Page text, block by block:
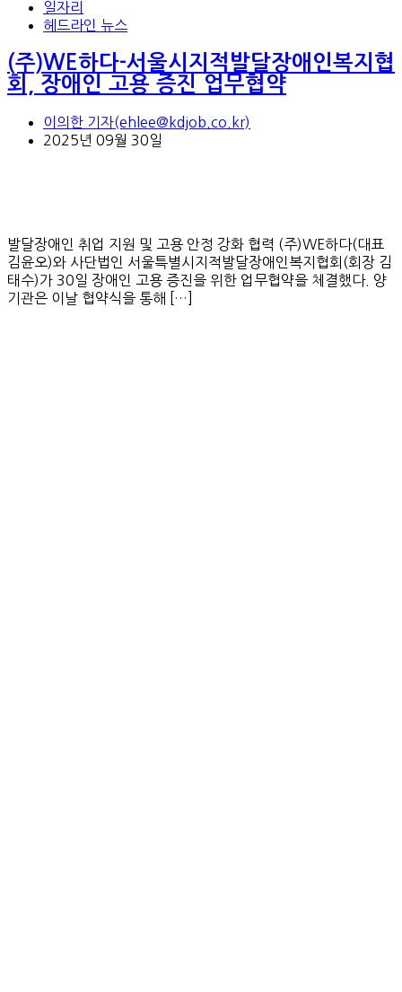
일자리
헤드라인 뉴스
(주)WE하다-서울시지적발달장애인복지협
회, 장애인 고용 증진 업무협약
이의한 기자(ehlee@kdjob.co.kr)
2025년 09월 30일
발달장애인 취업 지원 및 고용 안정 강화 협력 (주)WE하다(대표
김윤오)와 사단법인 서울특별시지적발달장애인복지협회(회장 김
태수)가 30일 장애인 고용 증진을 위한 업무협약을 체결했다. 양
기관은 이날 협약식을 통해 […]